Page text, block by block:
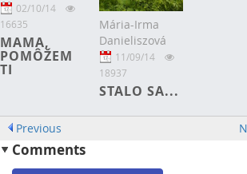
02/10/14
16635
MAMA,
POMÔŽEM
TI
Mária-Irma
Danieliszová
11/09/14
18937
STALO SA...
Previous
Comments